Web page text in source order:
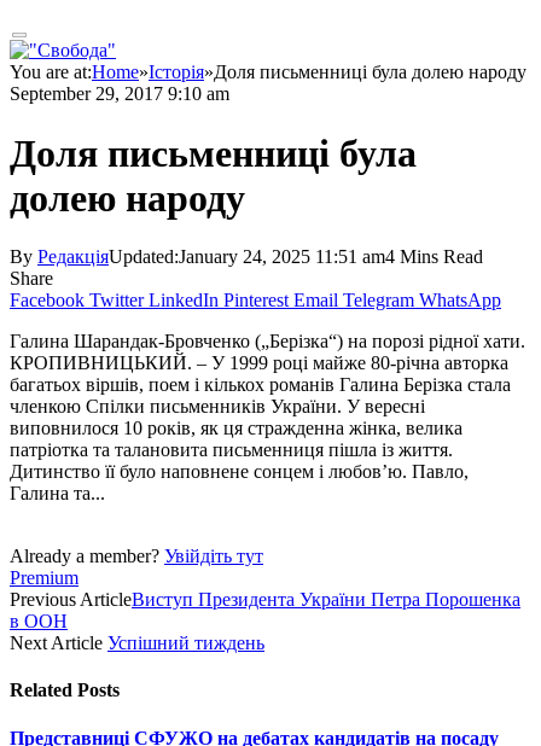
You are at:Home»Історія»Доля письменниці була долею народу
September 29, 2017 9:10 am
Доля письменниці була
долею народу
By РедакціяUpdated:January 24, 2025 11:51 am4 Mins Read
Share
Facebook Twitter LinkedIn Pinterest Email Telegram WhatsApp
Галина Шарандак-Бровченко („Берізка“) на порозі рідної хати.
КРОПИВНИЦЬКИЙ. – У 1999 році майже 80-річна авторка
багатьох віршів, поем і кількох романів Галина Берізка стала
членкою Спілки письменників України. У вересні
виповнилося 10 років, як ця стражденна жінка, велика
патріотка та талановита письменниця пішла із життя.
Дитинство її було наповнене сонцем і любов’ю. Павло,
Галина та...
Already a member? Увійдіть тут
Premium
Previous ArticleВиступ Президента України Петра Порошенка
в ООН
Next Article Успішний тиждень
Related Posts
Представниці СФУЖО на дебатах кандидатів на посаду